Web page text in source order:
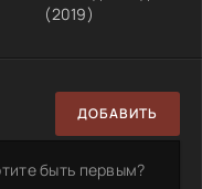
(2019)
ДОБАВИТЬ
быть первым?